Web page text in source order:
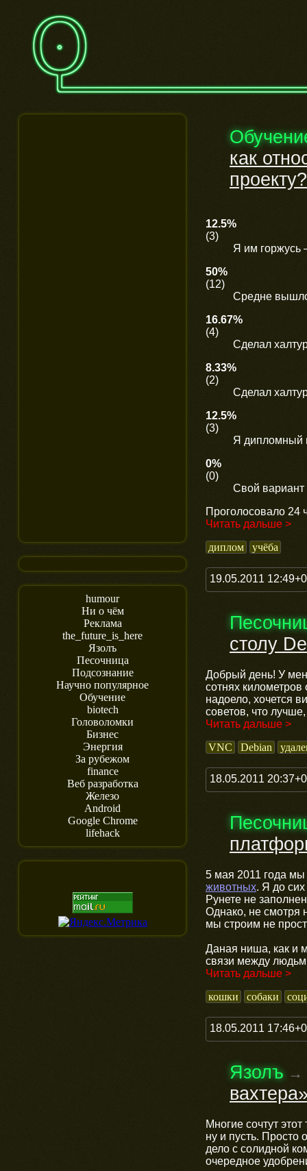
humour
Ни о чём
Реклама
the_future_is_here
Язолъ
Песочница
Подсознание
Научно популярное
Обучение
biotech
Головоломки
Бизнес
Энергия
За рубежом
finance
Веб разработка
Железо
Android
Google Chrome
lifehack
как
проекту?
12.5%
(3)
Я им горжусь
50%
(12)
Средне
16.67%
(4)
Сделал
8.33%
(2)
Сделал
12.5%
(3)
Я дипломный
0%
(0)
Свой
Проголосовало 24
Читать дальше >
диплом
учёба
19.05.2011
столу
Добрый день! У
сотнях
надоело, хочется
советов, что
Читать дальше >
VNC
Debian
18.05.2011
5 мая 2011 года
животных. Я до
Рунете не
Однако, не смотря
мы строим не
Даная ниша, как и
связи между
Читать дальше >
кошки
собаки
18.05.2011
Язолъ→
Многие сочтут
ну и пусть. Просто
дело с солидной
очередное